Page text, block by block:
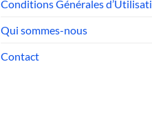
Conditions Générales
Qui sommes-nous
Contact